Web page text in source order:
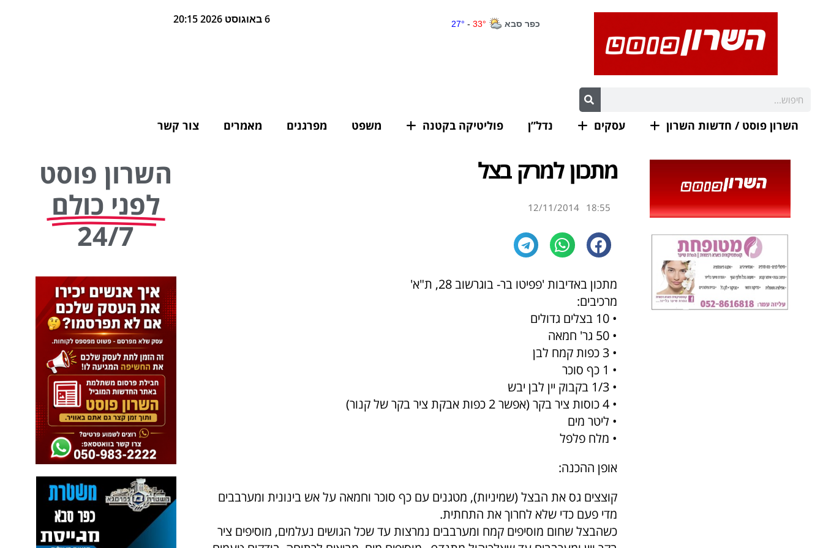
6 באוגוסט 2026 20:15
השרון פוסט / חדשות השרון עסקים נדל”ן פוליטיקה בקטנה משפט מפרגנים מאמרים צור קשר
מתכון למרק בצל
18:55
12/11/2014
מתכון באדיבות 'פפיטו בר- בוגרשוב 28, ת"א'
מרכיבים:
• 10 בצלים גדולים
• 50 גר' חמאה
• 3 כפות קמח לבן
• 1 כף סוכר
• 1/3 בקבוק יין לבן יבש
• 4 כוסות ציר בקר (אפשר 2 כפות אבקת ציר בקר של קנור)
• ליטר מים
• מלח פלפל
אופן ההכנה:
קוצצים גס את הבצל (שמיניות), מטגנים עם כף סוכר וחמאה על אש בינונית ומערבבים
מדי פעם כדי שלא לחרוך את התחתית.
כשהבצל שחום מוסיפים קמח ומערבבים נמרצות עד שכל הגושים נעלמים, מוסיפים ציר
השרון פוסט
לפני כולם
24/7